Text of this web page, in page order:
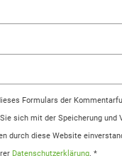
Formulars der
sich mit der Speicherung und
durch diese Website
Datenschutzerklärung. *